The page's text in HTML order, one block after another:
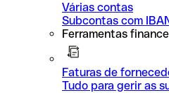
Várias contas
Subcontas com
Ferramentas
Faturas de
Tudo para gerir as